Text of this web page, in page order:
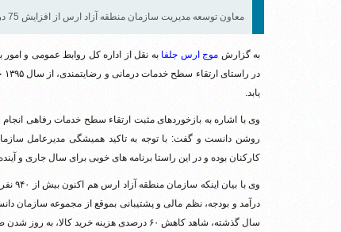
معاون توسعه مدیریت سازمان منطقه آزاد ارس از افزایش 75 درصدی خدمات بیمه تکمیلی کارکنان این سازمان خبر داد.
به گزارش موج ارس جلفابه نقل از اداره کل روابط عمومی و
یابد.
وی با اشاره به بازخوردهای مثبت ارتقاء سطح خدمات رفاهی انجام
روشن دانست و گفت: با توجه به تاکید همیشگی مدیرعامل
کارکنان بوده و در این راستا برنامه های خوبی برای سال جاری و
وی با
درآمد و بودجه، نظم مالی و پشتیبانی بموقع از مجموعه سازمان
سال گذشته، شاهد کاهش ۶۰ درصدی هزینه خرید کالا، به روز شدن صورت های مالی، کاهش بودجه جاری و افزایش بودجه عمرانی هستیم.